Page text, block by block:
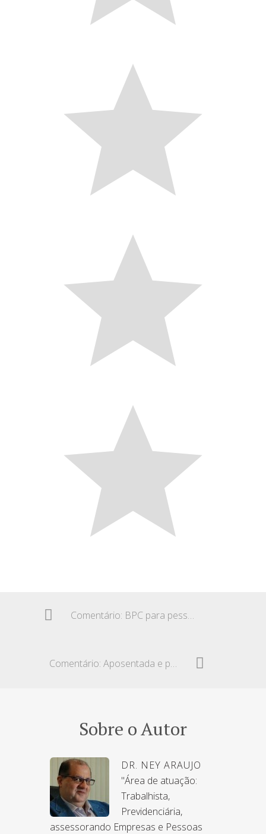
Comentário: BPC para pessoa com transtorno do espectro autista
Comentário: Aposentada e pensão por morte deixada pelo filho
Sobre o Autor
DR. NEY ARAUJO
"Área de atuação:
Trabalhista,
Previdenciária,
assessorando Empresas e Pessoas